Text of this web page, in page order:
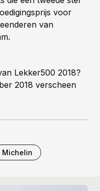
voor
van
Lekker500 2018?
2018 verscheen
Michelin